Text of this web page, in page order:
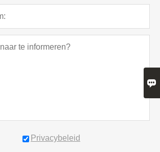
Privacybeleid
